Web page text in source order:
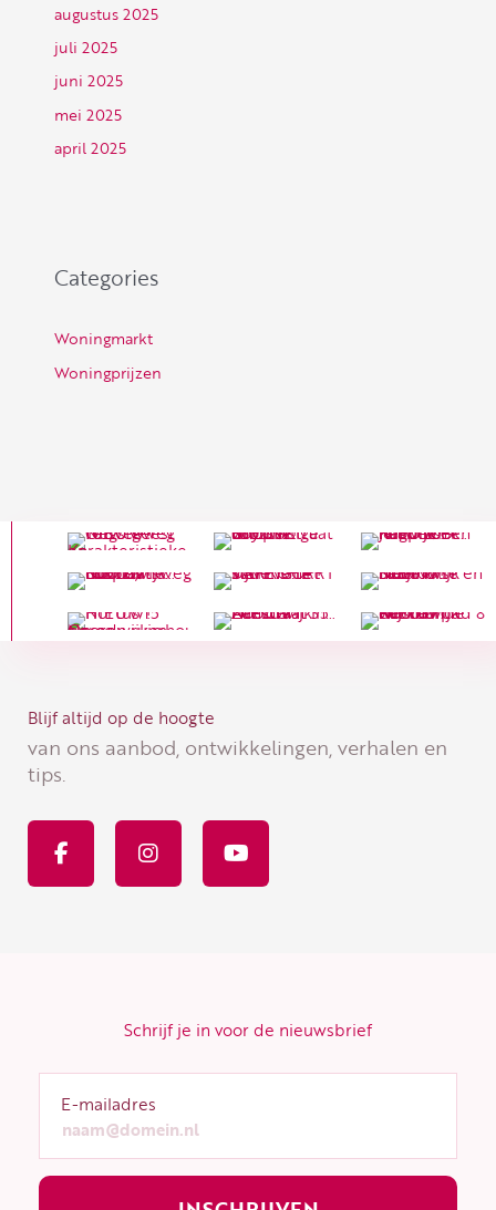
augustus 2025
juli 2025
juni 2025
mei 2025
april 2025
Categories
Woningmarkt
Woningprijzen
Blijf altijd op de hoogte
van ons aanbod, ontwikkelingen, verhalen en
tips.
F
a
c
e
I
n
t
Y
o
t
Schrijf je in voor de nieuwsbrief
E-mailadres